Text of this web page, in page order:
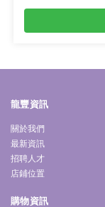
龍豐資訊
關於我們
最新資訊
招聘人才
店鋪位置
購物資訊